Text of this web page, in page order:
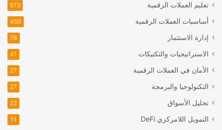
تعليم العملات الرقمية 673
أساسيات العملات الرقمية 450
إدارة الاستثمار 78
الاستراتيجيات والتكتيكات 41
الأمان في العملات الرقمية 27
التكنولوجيا والبرمجة 27
تحليل الأسواق 22
التمويل اللامركزي DeFi
11